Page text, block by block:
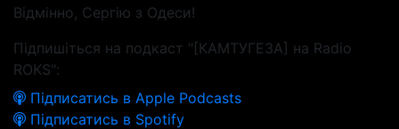
Відмінно, Сергію з Одеси!
Підпишіться на подкаст "[КАМТУГЕЗА] на Radio
ROKS":
Підписатись в Apple Podcasts
Підписатись в Spotify